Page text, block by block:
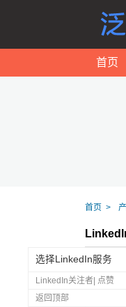
首页
首页
选择LinkedIn服务
LinkedIn关注者| 点赞
返回顶部